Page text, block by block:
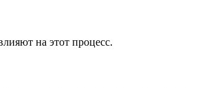
на этот процесс.